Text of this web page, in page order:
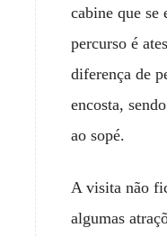
cabine que se
percurso é
diferença de
encosta,
ao sopé.
A visita não
algumas